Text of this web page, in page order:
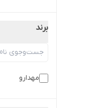
برند
مهدارو